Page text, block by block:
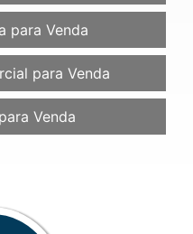
para Venda
para Venda
Venda